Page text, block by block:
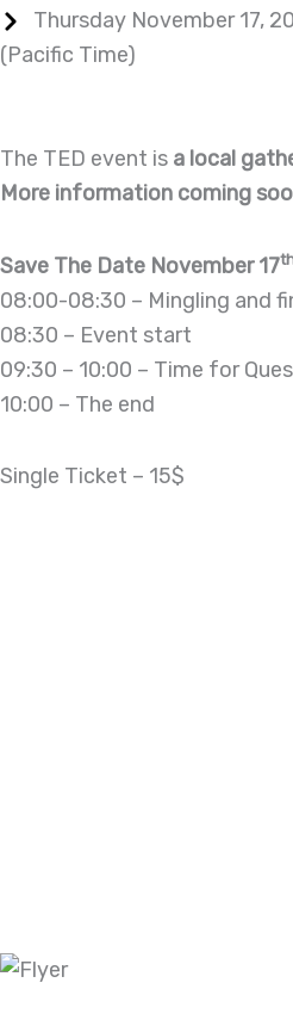
Thursday November 17,
(Pacific Time)
The TED event is a local
More information coming
Save The Date November 17
08:00-08:30 – Mingling and
08:30 – Event start
09:30 – 10:00 – Time for
10:00 – The end
Single Ticket – 15$